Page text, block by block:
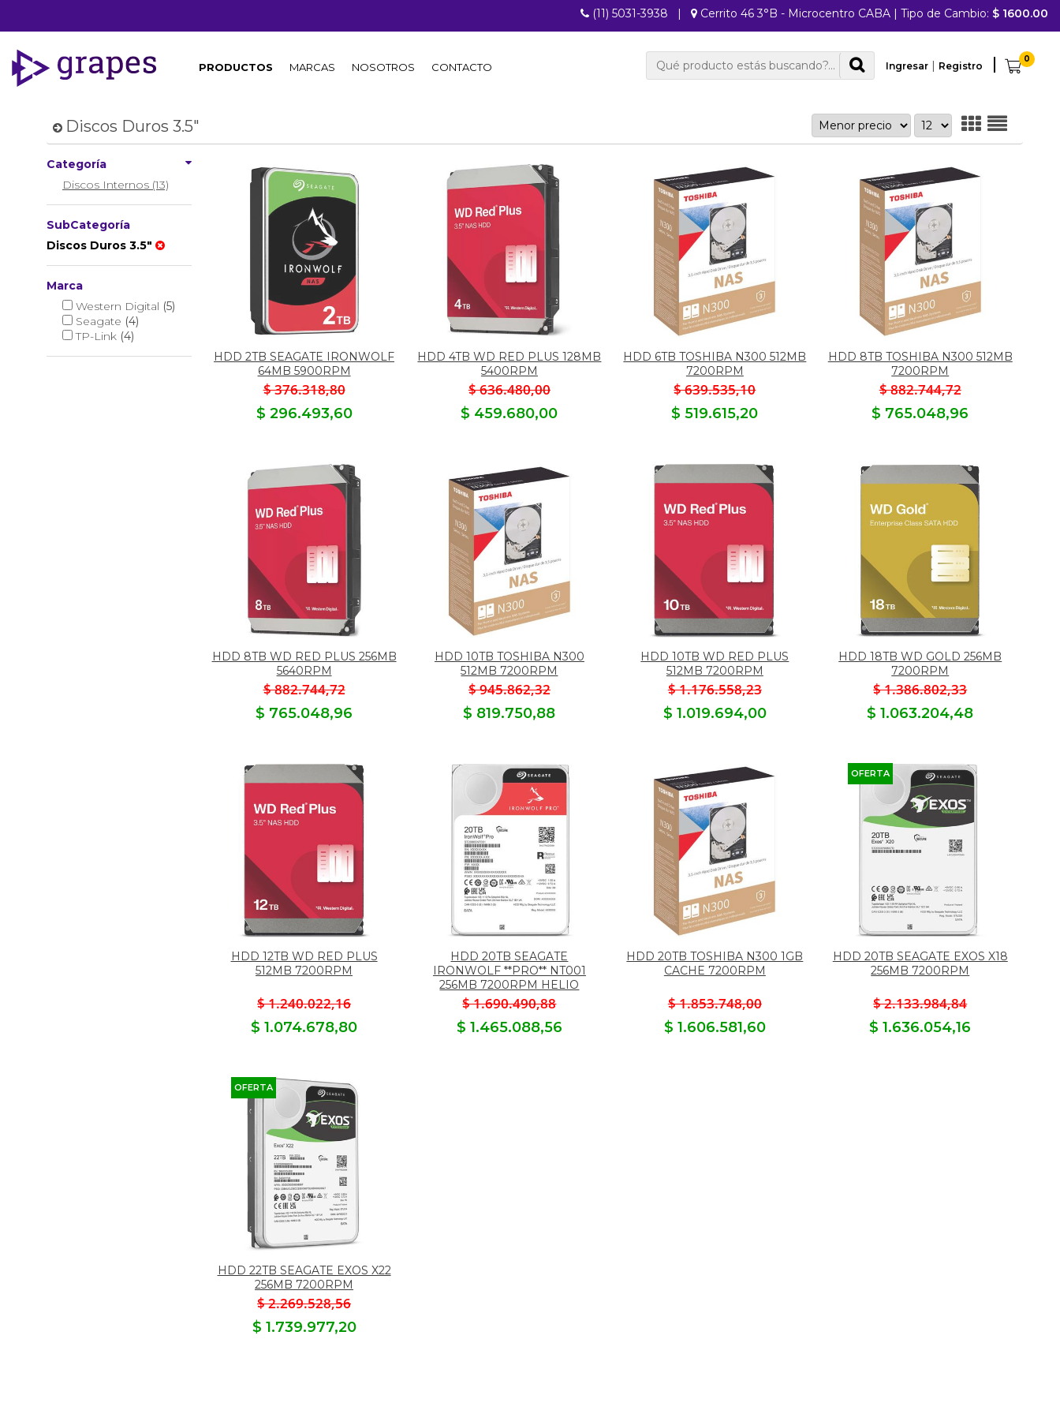
(11) 5031-3938 | Cerrito 46 3°B - Microcentro CABA | Tipo de Cambio: $ 1600.00
Ingresar | Registro
0
PRODUCTOS MARCAS NOSOTROS CONTACTO
Discos Duros 3.5"
Categoría
Discos Internos (13)
SubCategoría
Discos Duros 3.5"
Marca
Western Digital (5)
Seagate (4)
TP-Link (4)
HDD 2TB SEAGATE IRONWOLF
64MB 5900RPM
$ 376.318,80
$ 296.493,60
HDD 4TB WD RED PLUS 128MB
5400RPM
$ 636.480,00
$ 459.680,00
HDD 6TB TOSHIBA N300 512MB
7200RPM
$ 639.535,10
$ 519.615,20
HDD 8TB TOSHIBA N300 512MB
7200RPM
$ 882.744,72
$ 765.048,96
HDD 8TB WD RED PLUS 256MB
5640RPM
$ 882.744,72
$ 765.048,96
HDD 10TB TOSHIBA N300
512MB 7200RPM
$ 945.862,32
$ 819.750,88
HDD 10TB WD RED PLUS
512MB 7200RPM
$ 1.176.558,23
$ 1.019.694,00
HDD 18TB WD GOLD 256MB
7200RPM
$ 1.386.802,33
$ 1.063.204,48
HDD 12TB WD RED PLUS
512MB 7200RPM
$ 1.240.022,16
$ 1.074.678,80
HDD 20TB SEAGATE
IRONWOLF **PRO** NT001
256MB 7200RPM HELIO
$ 1.690.490,88
$ 1.465.088,56
HDD 20TB TOSHIBA N300 1GB
CACHE 7200RPM
$ 1.853.748,00
$ 1.606.581,60
OFERTA
HDD 20TB SEAGATE EXOS X18
256MB 7200RPM
$ 2.133.984,84
$ 1.636.054,16
OFERTA
HDD 22TB SEAGATE EXOS X22
256MB 7200RPM
$ 2.269.528,56
$ 1.739.977,20